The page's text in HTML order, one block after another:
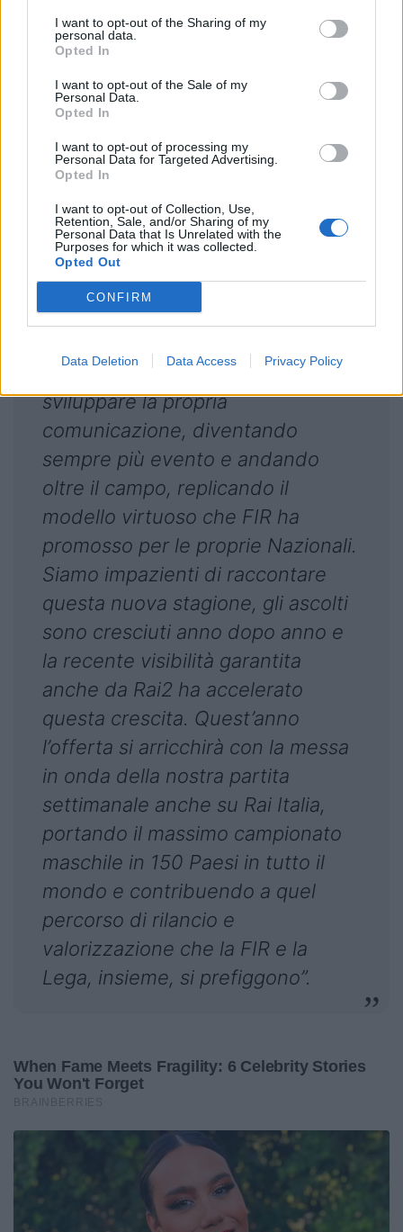
I want to opt-out of the Sharing of my
personal data.
Opted In
I want to opt-out of the Sale of my
Personal Data.
Opted In
I want to opt-out of processing my
Personal Data for Targeted Advertising.
Opted In
I want to opt-out of Collection, Use,
Retention, Sale, and/or Sharing of my
Personal Data that Is Unrelated with the
Purposes for which it was collected.
Opted Out
CONFIRM
Data Deletion Data Access Privacy Policy
della FIR,Andrea Duodo
Riccardo Pescante, Vicedirettore
di Rai Sport, ha sottolineato il
lungo impegno dell’emittente di
Stato al fianco della Serie A Elite:
La Rai crede nel rugby italiano e
continuerà a lavorare per ampliare
la propria offerta, nazionale e
anche il campionato possa
sviluppare la propria
comunicazione, diventando
sempre più evento e andando
oltre il campo, replicando il
modello virtuoso che FIR ha
promosso per le proprie Nazionali.
Siamo impazienti di raccontare
questa nuova stagione, gli ascolti
sono cresciuti anno dopo anno e
la recente visibilità garantita
anche da Rai2 ha accelerato
questa crescita. Quest’anno
l’offerta si arricchirà con la messa
in onda della nostra partita
settimanale anche su Rai Italia,
portando il massimo campionato
maschile in 150 Paesi in tutto il
mondo e contribuendo a quel
percorso di rilancio e
valorizzazione che la FIR e la
Lega, insieme, si prefiggono”.